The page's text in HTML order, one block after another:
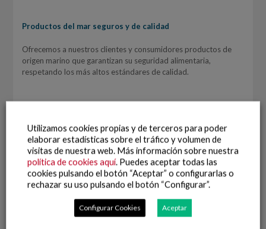
Productos del mar seguros y de calidad
Ofrecemos a nuestros clientes y consumidores productos de
origen marino que garantizan su seguridad alimentaria,
respetando los más altos estándares de calidad.
Utilizamos cookies propias y de terceros para poder
elaborar estadísticas sobre el tráfico y volumen de
visitas de nuestra web. Más información sobre nuestra
política de cookies aquí. Puedes aceptar todas las
cookies pulsando el botón “Aceptar” o configurarlas o
rechazar su uso pulsando el botón “Configurar”.
Configurar Cookies Aceptar